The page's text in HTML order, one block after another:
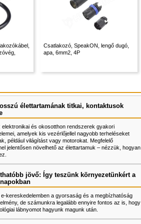
Csatlakozó, SpeakON, lengő dugó,
apa, 6mm2, 4P
élettartamának titkai, kontaktusok
elektronikai és okosotthon rendszerek gyakori
amelyek kis vezérlőjellel nagyobb terheléseket
például világítást vagy motorokat. Megfelelő
jelentősen növelhető az élettartamuk – nézzük, hogyan
jövő: Így teszünk környezetünkért a
e-kereskedelemben a gyorsaság és a megbízhatóság
de számunkra legalább ennyire fontos az is, hogy
lábnyomot hagyunk magunk után.